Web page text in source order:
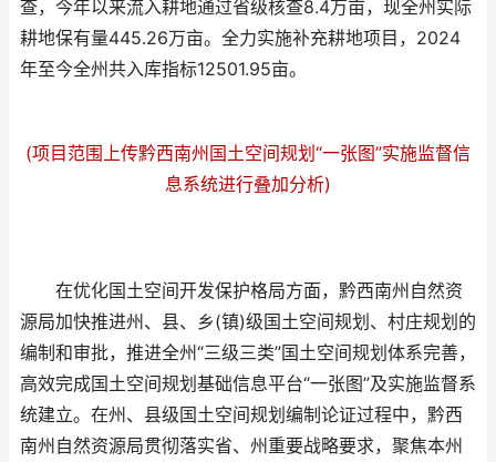
查，今年以来流入耕地通过省级核查8.4万亩，现全州实际
耕地保有量445.26万亩。全力实施补充耕地项目，2024
年至今全州共入库指标12501.95亩。
(项目范围上传黔西南州国土空间规划“一张图”实施监督信
息系统进行叠加分析)
在优化国土空间开发保护格局方面，黔西南州自然资
源局加快推进州、县、乡(镇)级国土空间规划、村庄规划的
编制和审批，推进全州“三级三类”国土空间规划体系完善，
高效完成国土空间规划基础信息平台“一张图”及实施监督系
统建立。在州、县级国土空间规划编制论证过程中，黔西
南州自然资源局贯彻落实省、州重要战略要求，聚焦本州